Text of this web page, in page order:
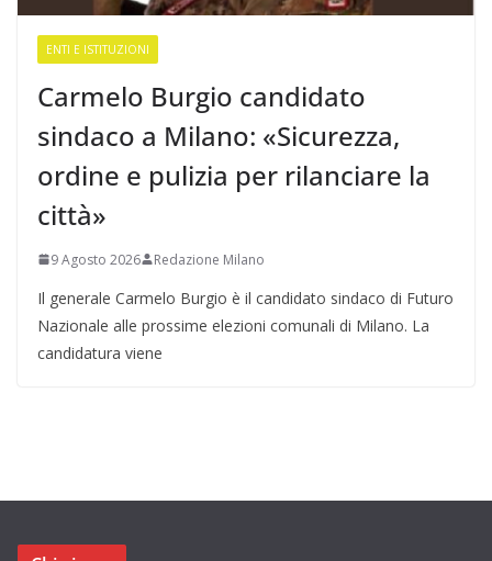
ENTI E ISTITUZIONI
Carmelo Burgio candidato
sindaco a Milano: «Sicurezza,
ordine e pulizia per rilanciare la
città»
9 Agosto 2026 Redazione Milano
Il generale Carmelo Burgio è il candidato sindaco di Futuro
Nazionale alle prossime elezioni comunali di Milano. La
candidatura viene